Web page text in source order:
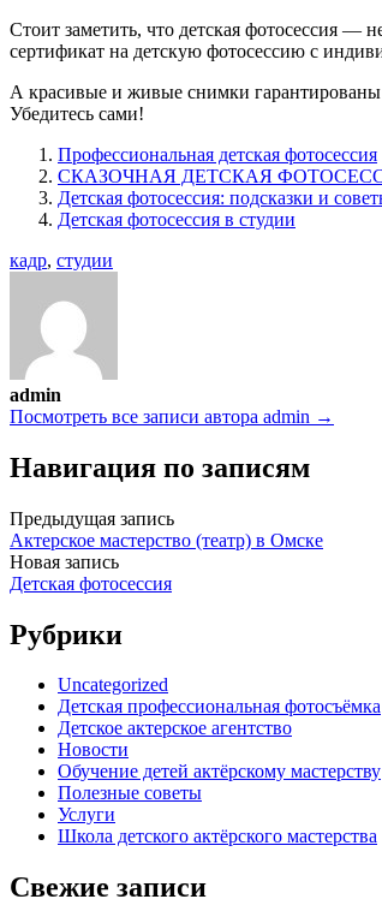
Стоит заметить, что детская фотосессия —
сертификат на детскую фотосессию с
А красивые и живые снимки
Убедитесь сами!
Профессиональная детская фотосессия
СКАЗОЧНАЯ ДЕТСКАЯ
Детская фотосессия: подсказки и
Детская фотосессия в студии
кадр, студии
admin
Посмотреть все записи автора admin →
Навигация по записям
Предыдущая запись
Актерское мастерство (театр) в Омске
Новая запись
Детская фотосессия
Рубрики
Uncategorized
Детская профессиональная фотосъёмка
Детское актерское агентство
Новости
Обучение детей актёрскому мастерству
Полезные советы
Услуги
Школа детского актёрского мастерства
Свежие записи